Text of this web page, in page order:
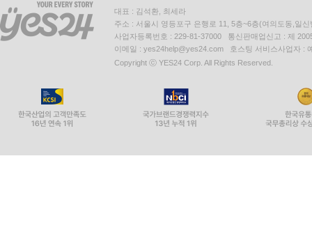
대표 : 김석환, 최세라
주소 : 서울시 영등포구 은행로 11, 5층~6층(여의도동,일신
사업자등록번호 : 229-81-37000 통신판매업신고 : 제
이메일 : yes24help@yes24.com 호스팅 서비스사업자 :
Copyright ⓒ YES24 Corp. All Rights Reserved.